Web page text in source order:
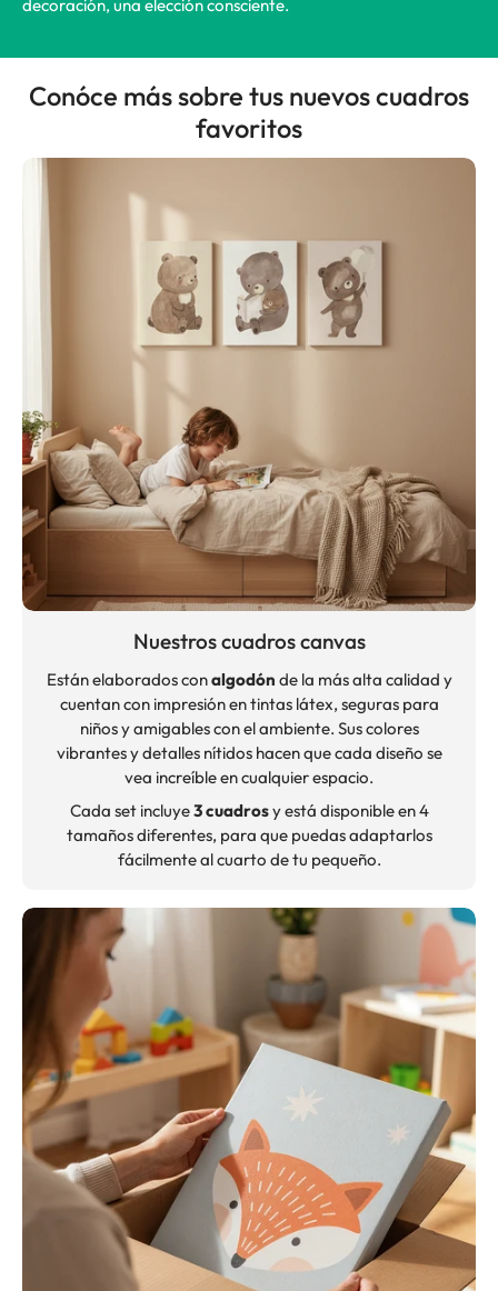
decoración, una elección consciente.
Conóce más sobre tus nuevos cuadros
favoritos
Nuestros cuadros canvas
Están elaborados conalgodón de la más alta calidad y
cuentan con impresión en tintas látex, seguras para
niños y amigables con el ambiente. Sus colores
vibrantes y detalles nítidos hacen que cada diseño se
vea increíble en cualquier espacio.
Cada set incluye3 cuadrosy está disponible en 4
tamaños diferentes, para que puedas adaptarlos
fácilmente al cuarto de tu pequeño.